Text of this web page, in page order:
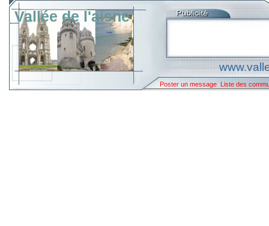
Vallée de l'aisne
Poster un message Liste des